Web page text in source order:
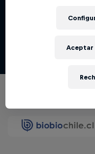
¡NO!, Este es un
llegar temprano,Aceptar